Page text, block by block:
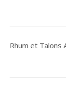
Rhum et Talons